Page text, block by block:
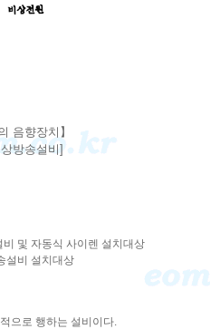
음향장치】
방송설비]
및 자동식 사이렌 설치대상
설비 설치대상
으로 행하는 설비이다.